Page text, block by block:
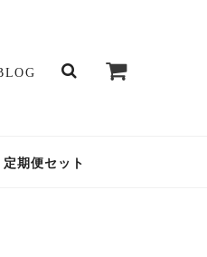
定期便セット